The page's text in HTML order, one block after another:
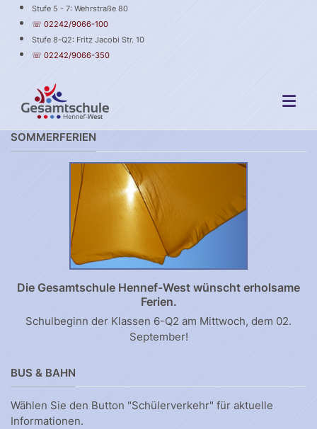
Stufe 5 - 7: Wehrstraße 80
☏ 02242/9066-100
Stufe 8-Q2: Fritz Jacobi Str. 10
☏ 02242/9066-350
SOMMERFERIEN
Die Gesamtschule Hennef-West wünscht erholsame
Ferien.
Schulbeginn der Klassen 6-Q2 am Mittwoch, dem 02.
September!
BUS & BAHN
Wählen Sie den Button "Schülerverkehr" für aktuelle
Informationen.